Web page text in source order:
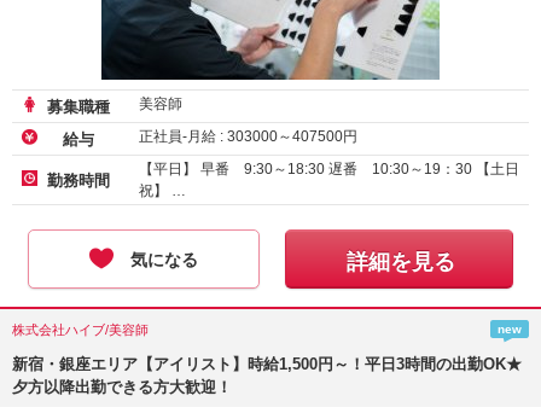
募集職種 美容師
給与 正社員-月給 : 303000～407500円
勤務時間
【平日】 早番 9:30～18:30 遅番 10:30～19：30 【土日
祝】 …
気になる 詳細を見る
株式会社ハイブ/美容師 new
新宿・銀座エリア【アイリスト】時給1,500円～！平日3時間の出勤OK★
夕方以降出勤できる方大歓迎！